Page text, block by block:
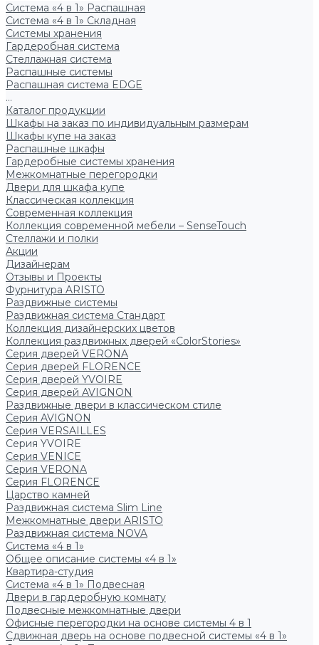
Система «4 в 1» Распашная
Система «4 в 1» Складная
Системы хранения
Гардеробная система
Стеллажная система
Распашные системы
Распашная система EDGE
...
Каталог продукции
Шкафы на заказ по индивидуальным размерам
Шкафы купе на заказ
Распашные шкафы
Гардеробные системы хранения
Межкомнатные перегородки
Двери для шкафа купе
Классическая коллекция
Современная коллекция
Коллекция современной мебели – SenseTouch
Стеллажи и полки
Акции
Дизайнерам
Отзывы и Проекты
Фурнитура ARISTO
Раздвижные системы
Раздвижная система Стандарт
Коллекция дизайнерских цветов
Коллекция раздвижных дверей «ColorStories»
Серия дверей VERONA
Серия дверей FLORENCE
Серия дверей YVOIRE
Серия дверей AVIGNON
Раздвижные двери в классическом стиле
Серия AVIGNON
Серия VERSAILLES
Серия YVOIRE
Серия VENICE
Серия VERONA
Серия FLORENCE
Царство камней
Раздвижная система Slim Line
Межкомнатные двери ARISTO
Раздвижная система NOVA
Система «4 в 1»
Общее описание системы «4 в 1»
Квартира-студия
Система «4 в 1» Подвесная
Двери в гардеробную комнату
Подвесные межкомнатные двери
Офисные перегородки на основе системы 4 в 1
Сдвижная дверь на основе подвесной системы «4 в 1»